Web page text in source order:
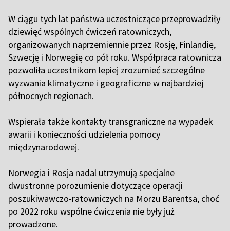
W ciągu tych lat państwa uczestniczące przeprowadziły
dziewięć wspólnych ćwiczeń ratowniczych,
organizowanych naprzemiennie przez Rosję, Finlandię,
Szwecję i Norwegię co pół roku. Współpraca ratownicza
pozwoliła uczestnikom lepiej zrozumieć szczególne
wyzwania klimatyczne i geograficzne w najbardziej
północnych regionach.
Wspierała także kontakty transgraniczne na wypadek
awarii i konieczności udzielenia pomocy
międzynarodowej.
Norwegia i Rosja nadal utrzymują specjalne
dwustronne porozumienie dotyczące operacji
poszukiwawczo-ratowniczych na Morzu Barentsa, choć
po 2022 roku wspólne ćwiczenia nie były już
prowadzone.